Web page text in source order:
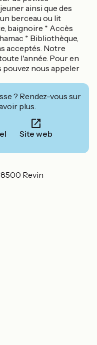
ainsi que des
berceau ou lit
baignoire * Accès
* Bibliothèque,
acceptés. Notre
l'année. Pour en
pouvez nous appeler
? Rendez-vous sur
plus.
Site web
Revin